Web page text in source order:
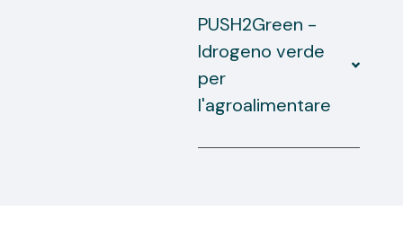
PUSH2Green -
Idrogeno verde
per
l'agroalimentare